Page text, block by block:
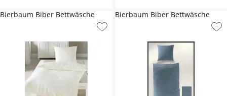
Bierbaum Biber Bettwäsche Bierbaum Biber Bettwäsche